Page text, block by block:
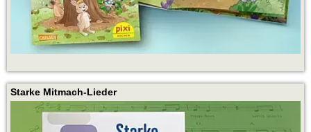
Starke Mitmach-Lieder